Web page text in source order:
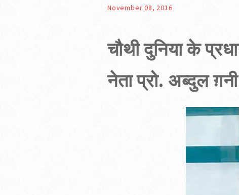
November 08, 2016
चौथी दुनिया के
नेता प्रो. अब्दुल